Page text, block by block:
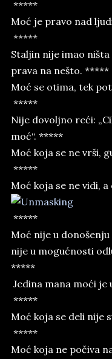
*****
Moć je pravo nad
*****
Staljin nije imao ništa
prava na nešto. *****
Moć se otima, tek
*****
Nije dovoljno reći:
moć“. *****
Moć koja se ne vrši,
*****
Moć koja se ne vidi, a
*****
Moć nije u
nije u mogućnosti
*****
Jedina mana moći je
*****
Moć koja se deli nije
*****
Moć koja ne počiva